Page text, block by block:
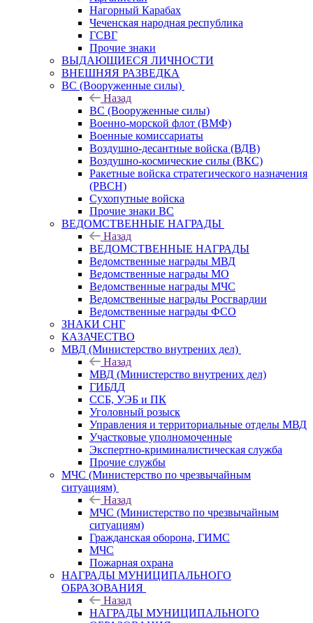
Нагорный Карабах
Чеченская народная республика
ГСВГ
Прочие знаки
ВЫДАЮЩИЕСЯ ЛИЧНОСТИ
ВНЕШНЯЯ РАЗВЕДКА
ВС (Вооруженные силы)
Назад
ВС (Вооруженные силы)
Военно-морской флот (ВМФ)
Военные комиссариаты
Воздушно-десантные войска (ВДВ)
Воздушно-космические силы (ВКС)
Ракетные войска стратегического назначения
(РВСН)
Сухопутные войска
Прочие знаки ВС
ВЕДОМСТВЕННЫЕ НАГРАДЫ
Назад
ВЕДОМСТВЕННЫЕ НАГРАДЫ
Ведомственные награды МВД
Ведомственные награды МО
Ведомственные награды МЧС
Ведомственные награды Росгвардии
Ведомственные награды ФСО
ЗНАКИ СНГ
КАЗАЧЕСТВО
МВД (Министерство внутрених дел)
Назад
МВД (Министерство внутрених дел)
ГИБДД
ССБ, УЭБ и ПК
Уголовный розыск
Управления и территориальные отделы МВД
Участковые уполномоченные
Экспертно-криминалистическая служба
Прочие службы
МЧС (Министерство по чрезвычайным
ситуациям)
Назад
МЧС (Министерство по чрезвычайным
ситуациям)
Гражданская оборона, ГИМС
МЧС
Пожарная охрана
НАГРАДЫ МУНИЦИПАЛЬНОГО
ОБРАЗОВАНИЯ
Назад
НАГРАДЫ МУНИЦИПАЛЬНОГО